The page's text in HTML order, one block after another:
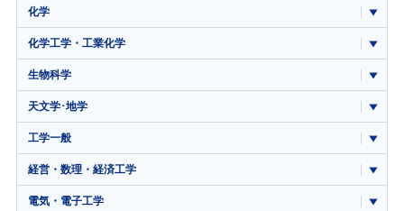
化学
化学工学・工業化学
生物科学
天文学･地学
工学一般
経営・数理・経済工学
電気・電子工学